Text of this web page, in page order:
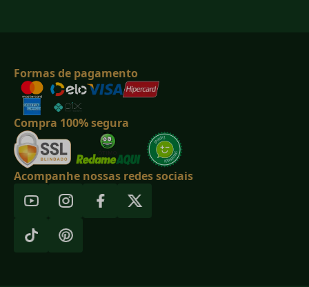
Formas de pagamento
Compra 100% segura
Acompanhe nossas redes sociais